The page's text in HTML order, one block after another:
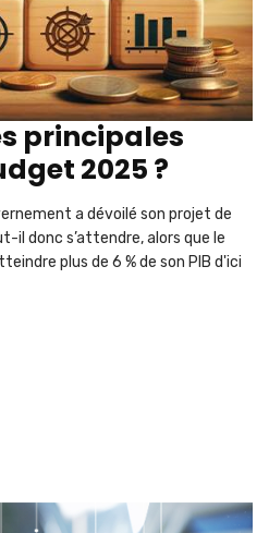
principales
2025 ?
a dévoilé son projet de
il donc s’attendre, alors que le
plus de 6 % de son PIB d'ici